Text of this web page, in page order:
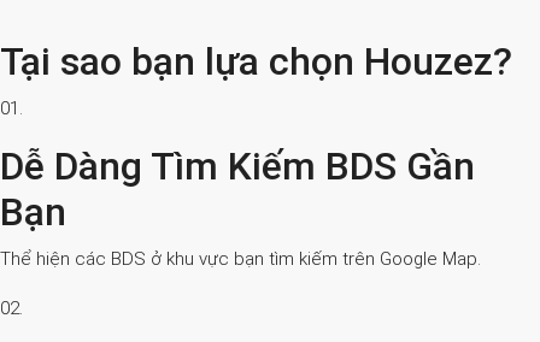
Tại sao bạn lựa chọn Houzez?
01.
Dễ Dàng Tìm Kiếm BDS Gần
Bạn
Thể hiện các BDS ở khu vực bạn tìm kiếm trên Google Map.
02.